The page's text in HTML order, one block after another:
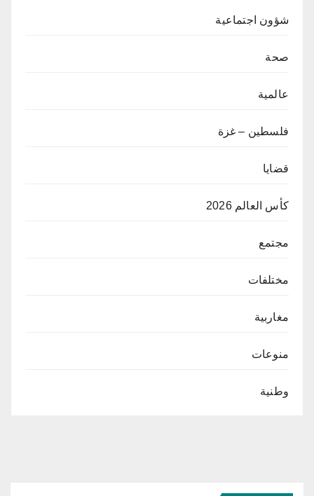
شؤون اجتماعية
صحة
عالمية
فلسطين – غزة
قضايا
كأس العالم 2026
مجتمع
مختلفات
مغاربية
منوعات
وطنية